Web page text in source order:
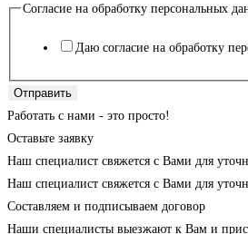
Согласие на обработку персональных
Даю согласие на обработку
Отправить
Работать с нами - это просто!
Оставьте заявку
Наш специалист свяжется с Вами для
Наш специалист свяжется с Вами для
Составляем и подписываем договор
Наши специалисты выезжают к Вам и